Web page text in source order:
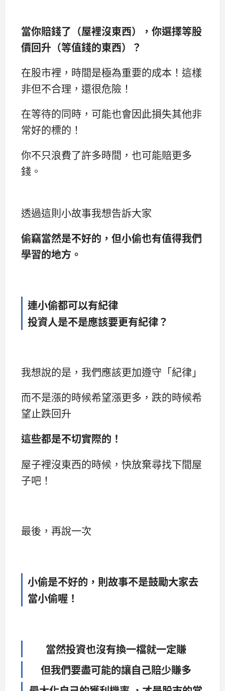
當你賠錢了（屋裡沒東西），你選擇等股
價回升（等值錢的東西）？
在股市裡，時間是極為重要的成本！這樣
非但不合理，還很危險！
在等待的同時，可能也會因此損失其他非
常好的標的！
你不只浪費了許多時間，也可能賠更多
錢。
透過這則小故事我想告訴大家
偷竊當然是不好的，但小偷也有值得我們
學習的地方。
連小偷都可以有紀律
投資人是不是應該要更有紀律？
我想說的是，我們應該更加遵守「紀律」
而不是漲的時候希望漲更多，跌的時候希
望止跌回升
這些都是不切實際的！
屋子裡沒東西的時候，快放棄尋找下間屋
子吧！
最後，再說一次
小偷是不好的，則故事不是鼓勵大家去
當小偷喔！
當然投資也沒有換一檔就一定賺
但我們要盡可能的讓自己賠少賺多